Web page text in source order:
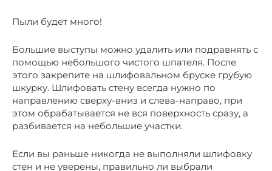
Пыли будет много!
Большие выступы можно удалить или подравнять с
помощью небольшого чистого шпателя. После
этого закрепите на шлифовальном бруске грубую
шкурку. Шлифовать стену всегда нужно по
направлению сверху-вниз и слева-направо, при
этом обрабатывается не вся поверхность сразу, а
разбивается на небольшие участки.
Если вы раньше никогда не выполняли шлифовку
стен и не уверены, правильно ли выбрали